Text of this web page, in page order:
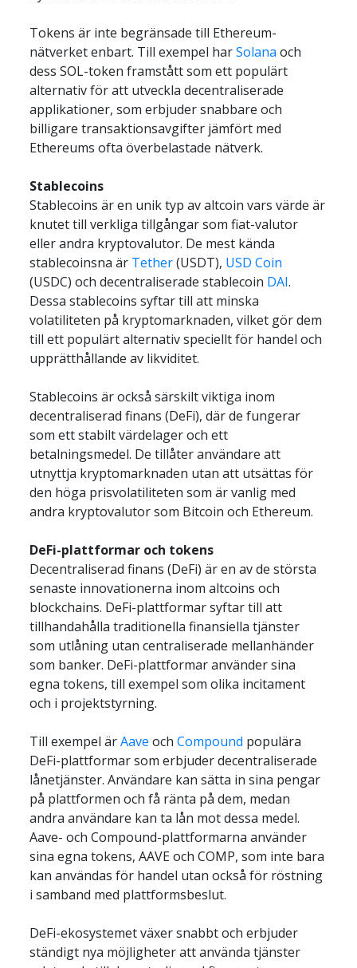
Tokens är inte begränsade till Ethereum-
nätverket enbart. Till exempel har Solana och
dess SOL-token framstått som ett populärt
alternativ för att utveckla decentraliserade
applikationer, som erbjuder snabbare och
billigare transaktionsavgifter jämfört med
Ethereums ofta överbelastade nätverk.
Stablecoins
Stablecoins är en unik typ av altcoin vars värde är
knutet till verkliga tillgångar som fiat-valutor
eller andra kryptovalutor. De mest kända
stablecoinsna är Tether (USDT), USD Coin
(USDC) och decentraliserade stablecoin DAI.
Dessa stablecoins syftar till att minska
volatiliteten på kryptomarknaden, vilket gör dem
till ett populärt alternativ speciellt för handel och
upprätthållande av likviditet.
Stablecoins är också särskilt viktiga inom
decentraliserad finans (DeFi), där de fungerar
som ett stabilt värdelager och ett
betalningsmedel. De tillåter användare att
utnyttja kryptomarknaden utan att utsättas för
den höga prisvolatiliteten som är vanlig med
andra kryptovalutor som Bitcoin och Ethereum.
DeFi-plattformar och tokens
Decentraliserad finans (DeFi) är en av de största
senaste innovationerna inom altcoins och
blockchains. DeFi-plattformar syftar till att
tillhandahålla traditionella finansiella tjänster
som utlåning utan centraliserade mellanhänder
som banker. DeFi-plattformar använder sina
egna tokens, till exempel som olika incitament
och i projektstyrning.
Till exempel är Aave och Compound populära
DeFi-plattformar som erbjuder decentraliserade
lånetjänster. Användare kan sätta in sina pengar
på plattformen och få ränta på dem, medan
andra användare kan ta lån mot dessa medel.
Aave- och Compound-plattformarna använder
sina egna tokens, AAVE och COMP, som inte bara
kan användas för handel utan också för röstning
i samband med plattformsbeslut.
DeFi-ekosystemet växer snabbt och erbjuder
ständigt nya möjligheter att använda tjänster